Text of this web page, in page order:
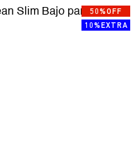
50%OFF
10%EXTRA